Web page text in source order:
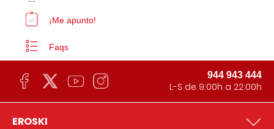
¡Me apunto!
Faqs
944 943 444
L-S de 9:00h a 22:00h
EROSKI